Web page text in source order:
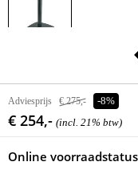
Adviesprijs € 275,- -8%
€ 254,- (incl. 21% btw)
Online